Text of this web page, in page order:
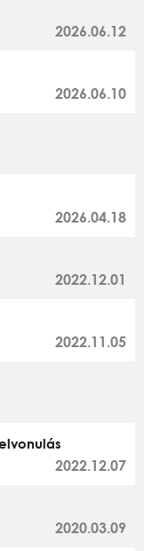
2026.06.12
2026.06.10
2026.04.18
2022.12.01
2022.11.05
2022.12.07
2020.03.09